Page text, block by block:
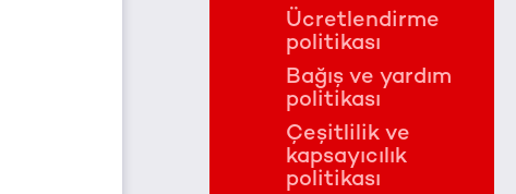
Ücretlendirme
politikası
Bağış ve yardım
politikası
Çeşitlilik ve
kapsayıcılık
politikası